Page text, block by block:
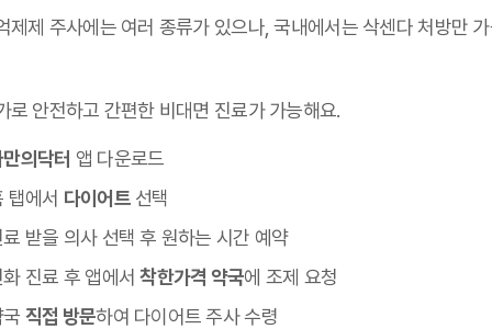
제제 주사에는 여러 종류가 있으나,국내에서는 삭센다 처방만 가
로 안전하고 간편한 비대면 진료가 가능해요.
의닥터 앱 다운로드
탭에서 다이어트선택
받을 의사 선택 후 원하는 시간 예약
화 진료 후 앱에서착한가격 약국에 조제 요청
직접 방문하여 다이어트 주사 수령